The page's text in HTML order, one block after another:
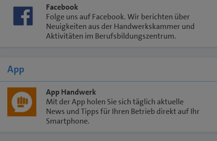
Facebook
Folge uns auf Facebook. Wir berichten über
Neuigkeiten aus der Handwerkskammer und
Aktivitäten im Berufsbildungszentrum.
App
App Handwerk
Mit der App holen Sie sich täglich aktuelle
News und Tipps für Ihren Betrieb direkt auf Ihr
Smartphone.